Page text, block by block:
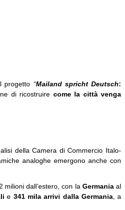
progetto “Mailand spricht Deutsch:
di ricostruire come la città venga
della Camera di Commercio Italo-
analoghe emergono anche con
milioni dall’estero, con la Germania al
e 341 mila arrivi dalla Germania, a